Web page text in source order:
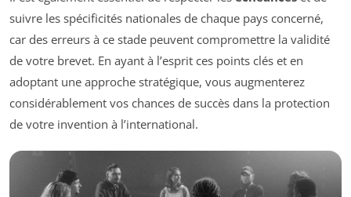
suivre les spécificités nationales de chaque pays concerné,
car des erreurs à ce stade peuvent compromettre la validité
de votre brevet. En ayant à l’esprit ces points clés et en
adoptant une approche stratégique, vous augmenterez
considérablement vos chances de succès dans la protection
de votre invention à l’international.